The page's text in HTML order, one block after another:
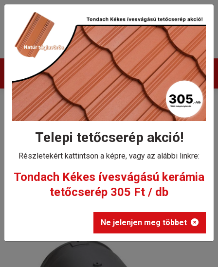
Termékek
Tondach Planoton 9 sajtolt
sima kezdő gerinccserép
Tondach Planoton 9 sajtolt sima kezdő gerinccserép
Telepi tetőcserép akció!
Részletekért kattintson a képre, vagy az alábbi linkre:
Tondach Kékes ívesvágású kerámia
tetőcserép 305 Ft / db
Ne jelenjen meg többet